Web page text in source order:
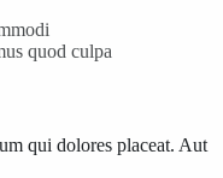
quod culpa
qui dolores placeat. Aut